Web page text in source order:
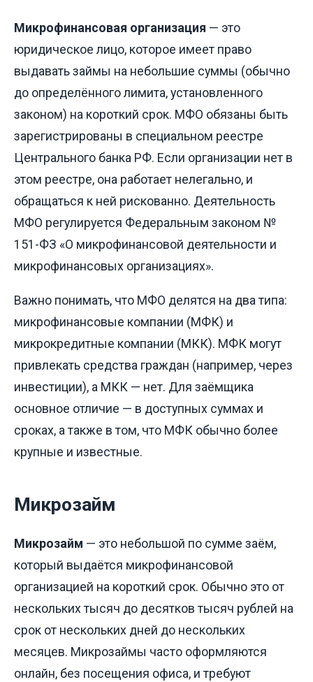
Микрофинансовая организация — это
юридическое лицо, которое имеет право
выдавать займы на небольшие суммы (обычно
до определённого лимита, установленного
законом) на короткий срок. МФО обязаны быть
зарегистрированы в специальном реестре
Центрального банка РФ. Если организации нет в
этом реестре, она работает нелегально, и
обращаться к ней рискованно. Деятельность
МФО регулируется Федеральным законом №
151-ФЗ «О микрофинансовой деятельности и
микрофинансовых организациях».
Важно понимать, что МФО делятся на два типа:
микрофинансовые компании (МФК) и
микрокредитные компании (МКК). МФК могут
привлекать средства граждан (например, через
инвестиции), а МКК — нет. Для заёмщика
основное отличие — в доступных суммах и
сроках, а также в том, что МФК обычно более
крупные и известные.
Микрозайм
Микрозайм — это небольшой по сумме заём,
который выдаётся микрофинансовой
организацией на короткий срок. Обычно это от
нескольких тысяч до десятков тысяч рублей на
срок от нескольких дней до нескольких
месяцев. Микрозаймы часто оформляются
онлайн, без посещения офиса, и требуют